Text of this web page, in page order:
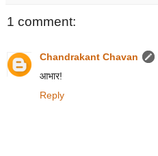
1 comment:
Chandrakant Chavan
आभार!
Reply